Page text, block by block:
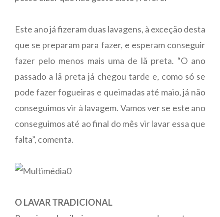
Este ano já fizeram duas lavagens, à exceção desta
que se preparam para fazer, e esperam conseguir
fazer pelo menos mais uma de lã preta. “O ano
passado a lã preta já chegou tarde e, como só se
pode fazer fogueiras e queimadas até maio, já não
conseguimos vir à lavagem. Vamos ver se este ano
conseguimos até ao final do mês vir lavar essa que
falta”, comenta.
O LAVAR TRADICIONAL